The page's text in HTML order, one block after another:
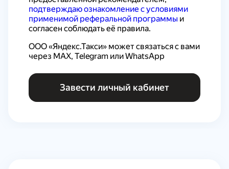
подтверждаю ознакомление с условиями
применимой реферальной программы и
согласен соблюдать её правила.
ООО «Яндекс.Такси» может связаться с вами
через MAX, Telegram или WhatsApp
Завести личный кабинет